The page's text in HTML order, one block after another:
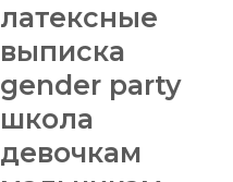
латексные
выписка
gender party
школа
девочкам